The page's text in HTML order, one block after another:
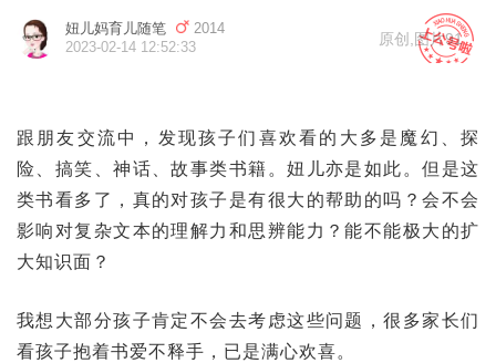
妞儿妈育儿随笔
2014
2023-02-14 12:52:33
原创 图片91
跟朋友交流中，发现孩子们喜欢看的大多是魔幻、探
险、搞笑、神话、故事类书籍。妞儿亦是如此。但是这
类书看多了，真的对孩子是有很大的帮助的吗？会不会
影响对复杂文本的理解力和思辨能力？能不能极大的扩
大知识面？
我想大部分孩子肯定不会去考虑这些问题，很多家长们
看孩子抱着书爱不释手，已是满心欢喜。